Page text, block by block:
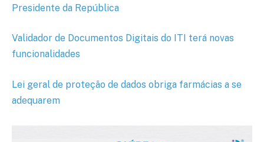
Presidente da República
Validador de Documentos Digitais do ITI terá novas
funcionalidades
Lei geral de proteção de dados obriga farmácias a se
adequarem